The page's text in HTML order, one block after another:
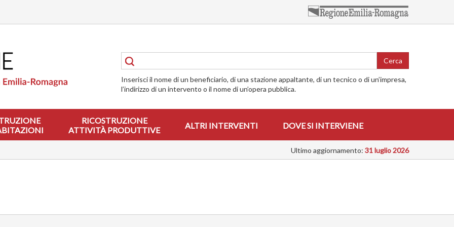
Cerca
Inserisci il nome di un beneficiario, di una stazione appaltante, di un tecnico o di un’impresa,
l’indirizzo di un intervento o il nome di un’opera pubblica.
RICOSTRUZIONE
ATTIVITÀ PRODUTTIVE
ALTRI INTERVENTI DOVE SI INTERVIENE
Ultimo aggiornamento: 31 luglio 2026